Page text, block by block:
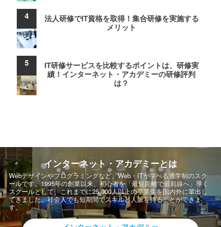
法人研修でIT資格を取得！集合研修を実施する
メリット
IT研修サービスを比較するポイントは、研修実
績！インターネット・アカデミーの研修評判
は？
インターネット・アカデミーとは
Webデザインやプログラミングなど、Web・ITが学べる通学制のスク
ールです。1995年の創業以来、初心者を「最短距離で最前線へ」導く
スクールとして、これまでに25,000人以上の卒業生を国内外に輩出し
てきました。社会人でも短期間でスキルと人脈を得ることができま
す。